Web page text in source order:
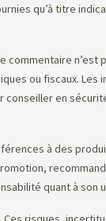
qu’à titre
n’est
ou fiscaux. Les
conseiller en
à des
quant à son